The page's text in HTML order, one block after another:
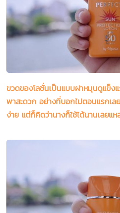
ขวดของโลชั่นเป็นแบบฝาหมุนดูแข็ง
พาสะดวก อย่างที่บอกไปตอนแรกเ
ง่าย แต่ก็คิดว่านางก็ใช้ได้นานเลยแห